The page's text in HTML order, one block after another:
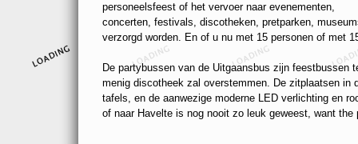
personeelsfeest of het vervoer naar evenementen,
concerten, festivals, discotheken, pretparken,
verzorgd worden. En of u nu met 15 personen of met
De partybussen van de Uitgaansbus zijn feestbussen
menig discotheek zal overstemmen. De zitplaatsen
tafels, en de aanwezige moderne LED verlichting en
of naar Havelte is nog nooit zo leuk geweest, want the